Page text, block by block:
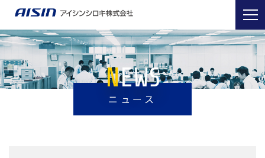
NEWS
ニュース